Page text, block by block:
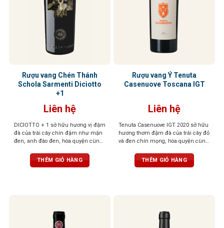
Rượu vang Chén Thánh
Schola Sarmenti Diciotto
+1
Liên hệ
DICIOTTO + 1 sở hữu hương vị đậm
đà của trái cây chín đậm như mận
đen, anh đào đen, hòa quyện cùng
rượu mạnh mẽ, tròn đầy, tannin
mượt mà và hậu vị kéo dài ấm áp,
THÊM GIỎ HÀNG
Rượu vang Ý Tenuta
Casenuove Toscana IGT
Liên hệ
Tenuta Casenuove IGT 2020 sở hữu
hương thơm đậm đà của trái cây đỏ
và đen chín mọng, hòa quyện cùng
vị cao quý. Vị rượu đậm, tannin
mượt mà và cân bằng, để lại hậu vị
THÊM GIỎ HÀNG